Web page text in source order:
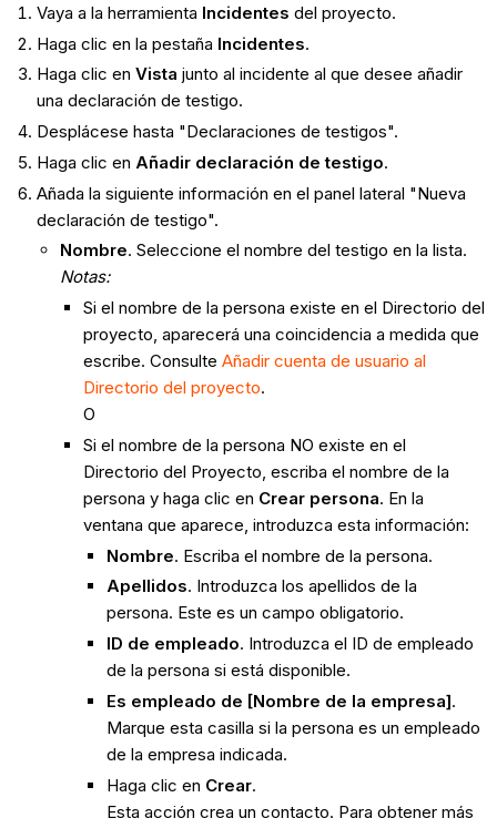
Vaya a la herramienta Incidentes del proyecto.
Haga clic en la pestaña Incidentes.
Haga clic en Vista junto al incidente al que desee añadir
una declaración de testigo.
Desplácese hasta "Declaraciones de testigos".
Haga clic en Añadir declaración de testigo.
Añada la siguiente información en el panel lateral "Nueva
declaración de testigo".
Nombre. Seleccione el nombre del testigo en la lista.
Notas:
Si el nombre de la persona existe en el Directorio del
proyecto, aparecerá una coincidencia a medida que
escribe. Consulte Añadir cuenta de usuario al
Directorio del proyecto.
O
Si el nombre de la persona NO existe en el
Directorio del Proyecto, escriba el nombre de la
persona y haga clic en Crear persona. En la
ventana que aparece, introduzca esta información:
Nombre. Escriba el nombre de la persona.
Apellidos. Introduzca los apellidos de la
persona. Este es un campo obligatorio.
ID de empleado. Introduzca el ID de empleado
de la persona si está disponible.
Es empleado de [Nombre de la empresa].
Marque esta casilla si la persona es un empleado
de la empresa indicada.
Haga clic en Crear.
Esta acción crea un contacto. Para obtener más